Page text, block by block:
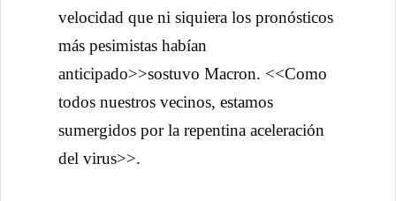
velocidad que ni siquiera los pronósticos
más pesimistas habían
anticipado>>sostuvo Macron. <<Como
todos nuestros vecinos, estamos
sumergidos por la repentina aceleración
del virus>>.